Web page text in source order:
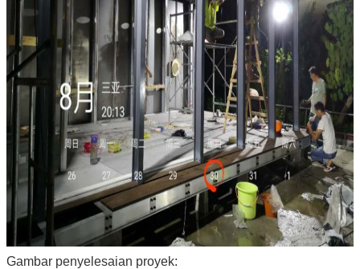
Gambar penyelesaian proyek: